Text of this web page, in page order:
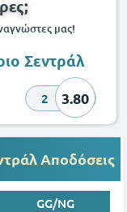
μας!
Σεντράλ
2 3.80
Αποδόσεις
GG/NG